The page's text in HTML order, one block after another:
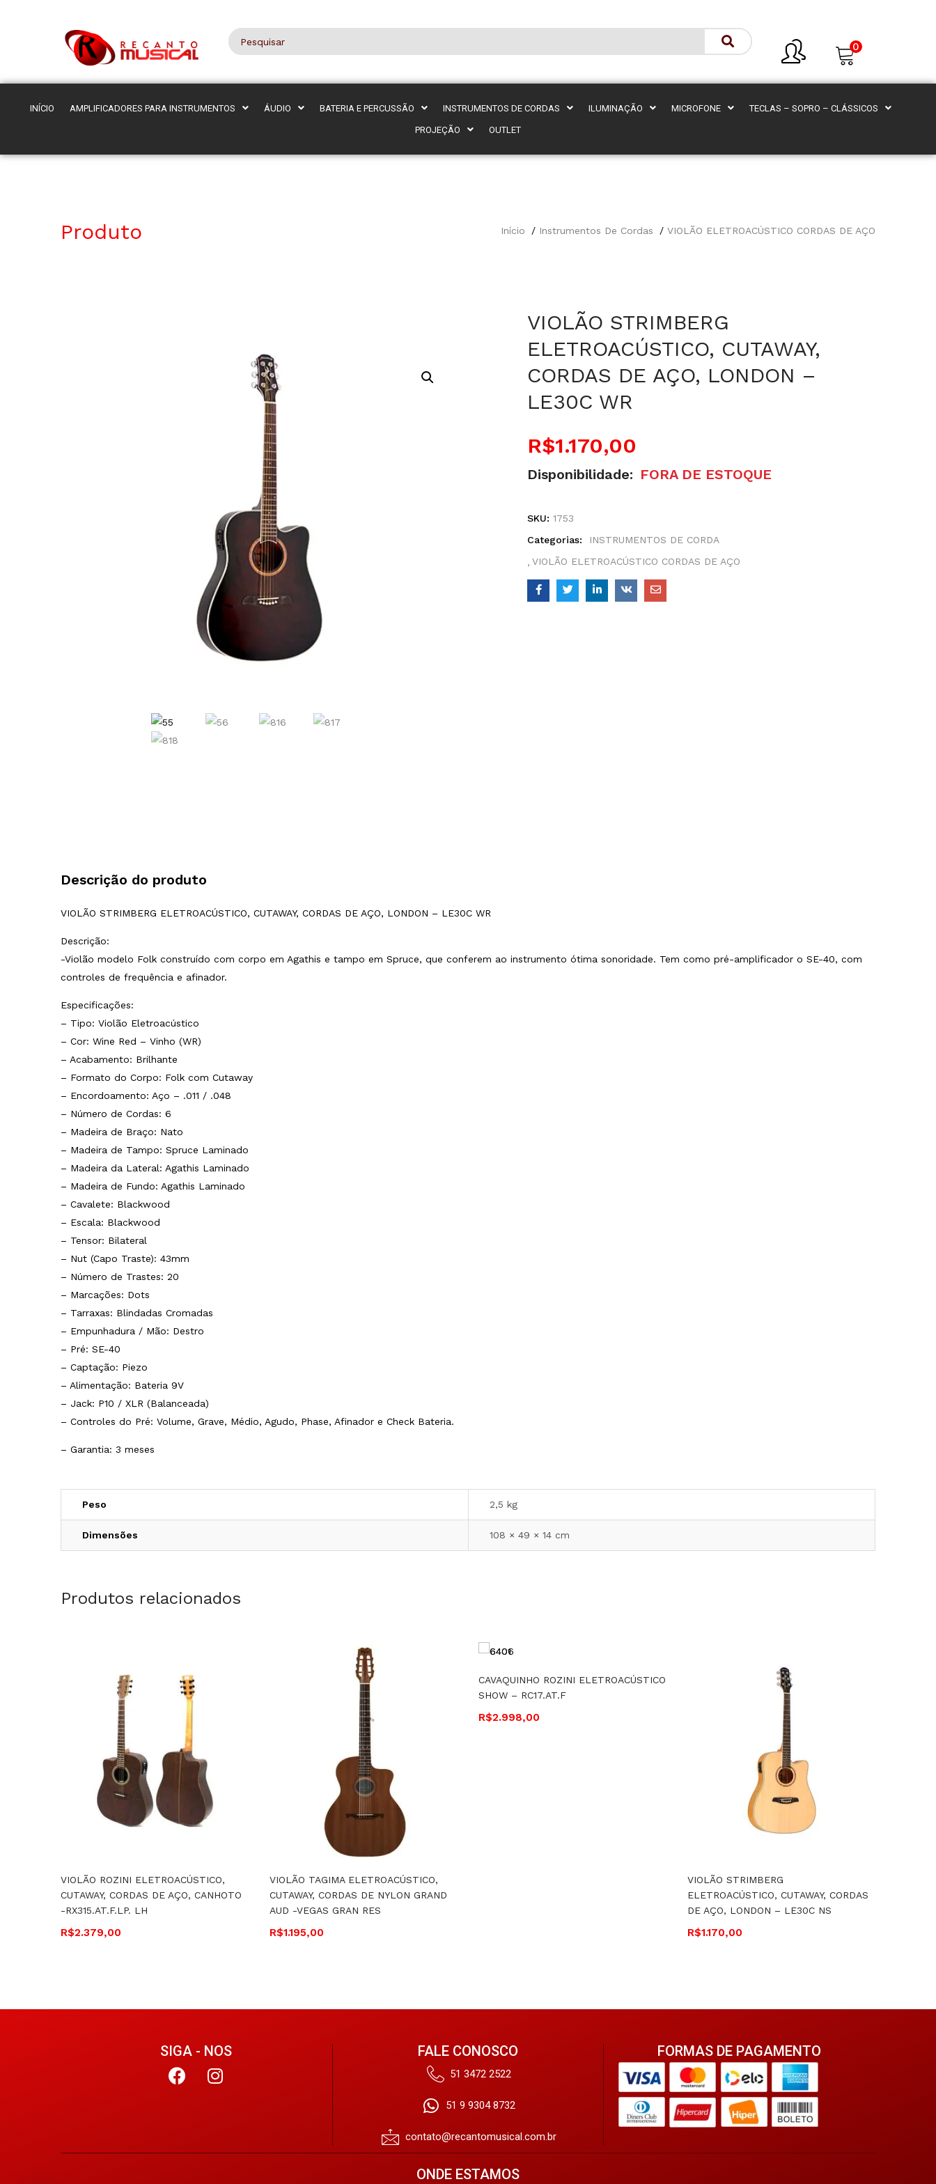
0
INÍCIO AMPLIFICADORES PARA INSTRUMENTOS ÁUDIO BATERIA E PERCUSSÃO INSTRUMENTOS DE CORDAS ILUMINAÇÃO MICROFONE TECLAS – SOPRO – CLÁSSICOS
PROJEÇÃO OUTLET
Início Instrumentos De Cordas VIOLÃO ELETROACÚSTICO CORDAS DE AÇO
Produto
VIOLÃO STRIMBERG
ELETROACÚSTICO, CUTAWAY,
CORDAS DE AÇO, LONDON –
LE30C WR
R$1.170,00
Disponibilidade: FORA DE ESTOQUE
SKU: 1753
Categorias:
INSTRUMENTOS DE CORDA
VIOLÃO ELETROACÚSTICO CORDAS DE AÇO
Descrição do produto
VIOLÃO STRIMBERG ELETROACÚSTICO, CUTAWAY, CORDAS DE AÇO, LONDON – LE30C WR
Descrição:
-Violão modelo Folk construído com corpo em Agathis e tampo em Spruce, que conferem ao instrumento ótima sonoridade. Tem como pré-amplificador o SE-40, com
controles de frequência e afinador.
Especificações:
– Tipo: Violão Eletroacústico
– Cor: Wine Red – Vinho (WR)
– Acabamento: Brilhante
– Formato do Corpo: Folk com Cutaway
– Encordoamento: Aço – .011 / .048
– Número de Cordas: 6
– Madeira de Braço: Nato
– Madeira de Tampo: Spruce Laminado
– Madeira da Lateral: Agathis Laminado
– Madeira de Fundo: Agathis Laminado
– Cavalete: Blackwood
– Escala: Blackwood
– Tensor: Bilateral
– Nut (Capo Traste): 43mm
– Número de Trastes: 20
– Marcações: Dots
– Tarraxas: Blindadas Cromadas
– Empunhadura / Mão: Destro
– Pré: SE-40
– Captação: Piezo
– Alimentação: Bateria 9V
– Jack: P10 / XLR (Balanceada)
– Controles do Pré: Volume, Grave, Médio, Agudo, Phase, Afinador e Check Bateria.
– Garantia: 3 meses
Peso 2,5 kg
Dimensões 108 × 49 × 14 cm
Produtos relacionados
VIOLÃO ROZINI ELETROACÚSTICO,
CUTAWAY, CORDAS DE AÇO, CANHOTO
-RX315.AT.F.LP. LH
R$2.379,00
VIOLÃO TAGIMA ELETROACÚSTICO,
CUTAWAY, CORDAS DE NYLON GRAND
AUD -VEGAS GRAN RES
R$1.195,00
CAVAQUINHO ROZINI ELETROACÚSTICO
SHOW – RC17.AT.F
R$2.998,00
VIOLÃO STRIMBERG
ELETROACÚSTICO, CUTAWAY, CORDAS
DE AÇO, LONDON – LE30C NS
R$1.170,00
SIGA - NOS FALE CONOSCO
51 3472 2522
51 9 9304 8732
contato@recantomusical.com.br
FORMAS DE PAGAMENTO
ONDE ESTAMOS